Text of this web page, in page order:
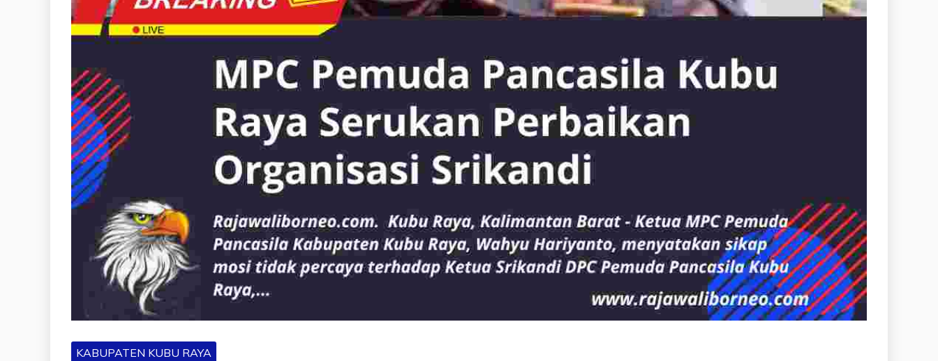
KABUPATEN KUBU RAYA